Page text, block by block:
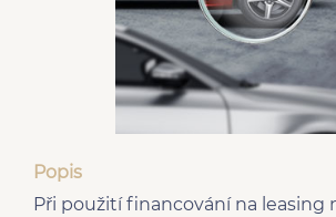
Popis
Při použití financování na leasing